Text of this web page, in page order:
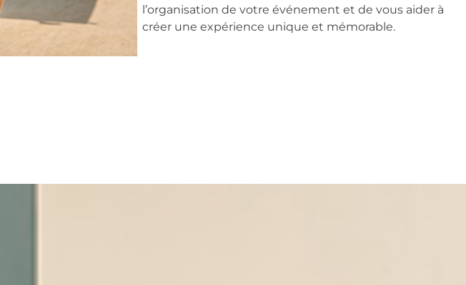
l’organisation de votre événement et de vous aider à
créer une expérience unique et mémorable.